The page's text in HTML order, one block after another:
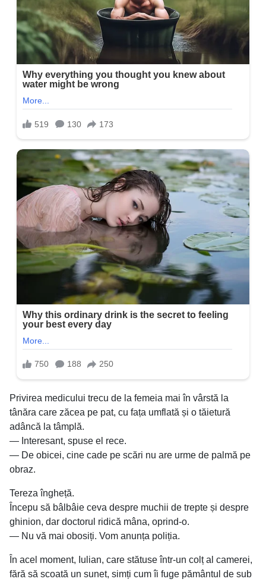
Privirea medicului trecu de la femeia mai în vârstă la
tânăra care zăcea pe pat, cu fața umflată și o tăietură
adâncă la tâmplă.
— Interesant, spuse el rece.
— De obicei, cine cade pe scări nu are urme de palmă pe
obraz.
Tereza îngheță.
Începu să bâlbâie ceva despre muchii de trepte și despre
ghinion, dar doctorul ridică mâna, oprind-o.
— Nu vă mai obosiți. Vom anunța poliția.
În acel moment, Iulian, care stătuse într-un colț al camerei,
fără să scoată un sunet, simți cum îi fuge pământul de sub